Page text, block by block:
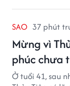
SAO 37 phút
Mừng vì
phúc chưa
Ở tuổi 41, sau